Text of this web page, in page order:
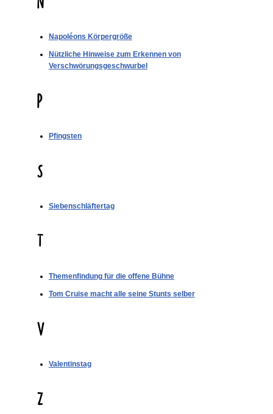
Napoléons Körpergröße
Nützliche Hinweise zum Erkennen von
Verschwörungsgeschwurbel
P
Pfingsten
S
Siebenschläftertag
T
Themenfindung für die offene Bühne
Tom Cruise macht alle seine Stunts selber
V
Valentinstag
Z